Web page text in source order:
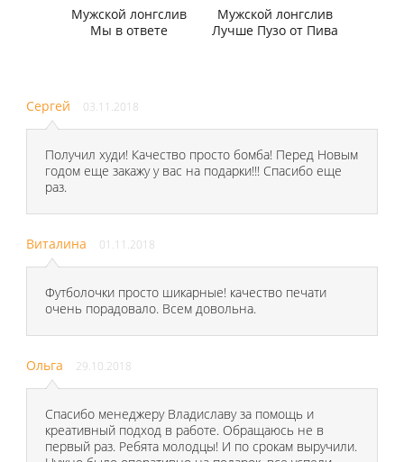
Мужской лонгслив
Мы в ответе
Мужской лонгслив
Лучше Пузо от Пива
Сергей 03.11.2018
Получил худи! Качество просто бомба! Перед Новым
годом еще закажу у вас на подарки!!! Спасибо еще
раз.
Виталина 01.11.2018
Футболочки просто шикарные! качество печати
очень порадовало. Всем довольна.
Ольга 29.10.2018
Спасибо менеджеру Владиславу за помощь и
креативный подход в работе. Обращаюсь не в
первый раз. Ребята молодцы! И по срокам выручили.